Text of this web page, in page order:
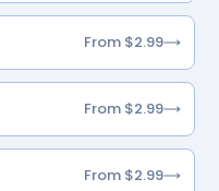
From $2.99
From $2.99
From $2.99